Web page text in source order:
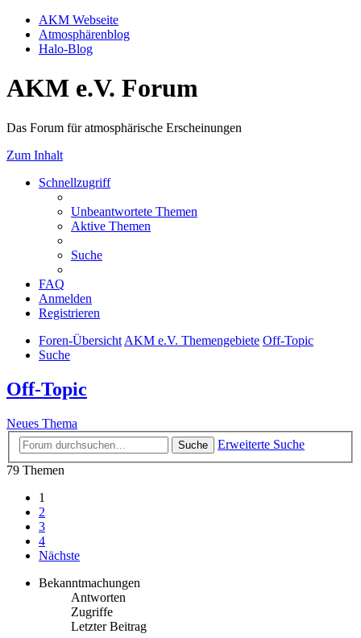
AKM Webseite
Atmosphärenblog
Halo-Blog
AKM e.V. Forum
Das Forum für atmosphärische Erscheinungen
Zum Inhalt
Schnellzugriff
Unbeantwortete Themen
Aktive Themen
Suche
FAQ
Anmelden
Registrieren
Foren-Übersicht AKM e.V. Themengebiete Off-Topic
Suche
Off-Topic
Neues Thema
Suche
Erweiterte Suche
79 Themen
1
2
3
4
Nächste
Bekanntmachungen
Antworten
Zugriffe
Letzter Beitrag